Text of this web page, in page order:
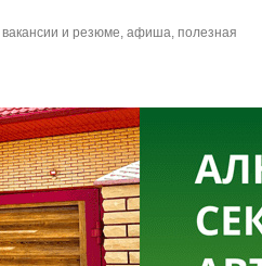
и резюме, афиша, полезная